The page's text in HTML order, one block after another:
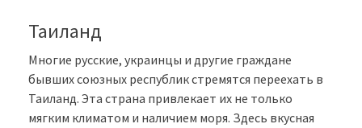
Таиланд
Многие русские, украинцы и другие граждане
бывших союзных республик стремятся переехать в
Таиланд. Эта страна привлекает их не только
мягким климатом и наличием моря. Здесь вкусная